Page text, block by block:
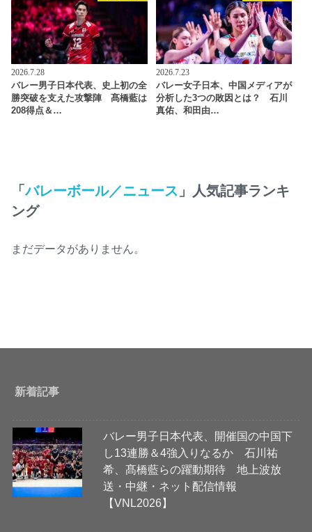
2026.7.28
バレー男子日本代表、史上初の全
勝突破を支えた攻撃陣 髙橋藍は
208得点＆…
2026.7.23
バレー女子日本、中国メディアが
分析した3つの敗因とは？ 石川
真佑、和田由…
「バレーボール／ニュース 」人気記事ランキ
ング
まだデータがありません。
新着記事
バレー男子日本代表、開催国の中国下
し13連勝＆4強入りなるか 石川祐
希、髙橋藍らの躍動期待 地上波放
送・中継・ネット配信情報
【VNL2026】